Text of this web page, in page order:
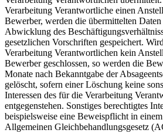
Verarbeitung Verantwortliche einen
Bewerber, werden die übermittelten
Abwicklung des
gesetzlichen Vorschriften gespeichert.
Verarbeitung Verantwortlichen kein
Bewerber geschlossen, so werden die
Monate nach Bekanntgabe der
gelöscht, sofern einer Löschung keine
Interessen des für die Verarbeitung
entgegenstehen. Sonstiges berechtigtes
beispielsweise eine Beweispflicht in
Allgemeinen Gleichbehandlungsgesetz